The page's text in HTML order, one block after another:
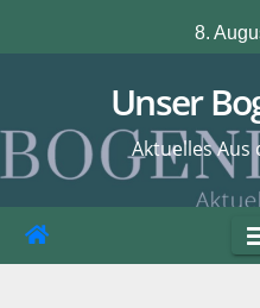
Inhalt
8.
Unser
Aktuelles Aus